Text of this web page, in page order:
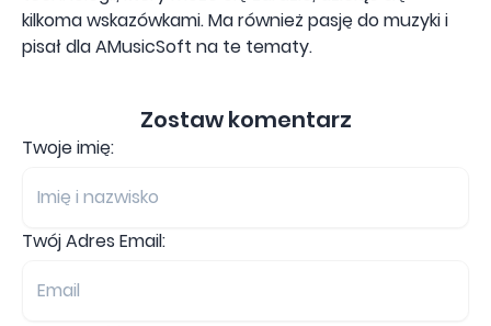
kilkoma wskazówkami. Ma również pasję do muzyki i
pisał dla AMusicSoft na te tematy.
Zostaw komentarz
Twoje imię:
Twój Adres Email: